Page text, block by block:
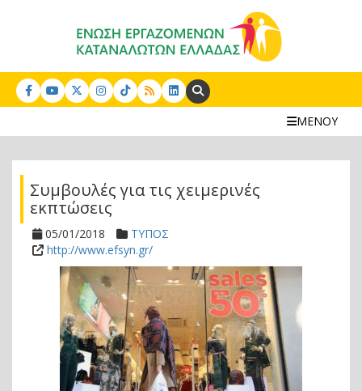
Search:
ΜΕΝΟΥ
Συμβουλές για τις χειμερινές
εκπτώσεις
05/01/2018
ΤΥΠΟΣ
http://www.efsyn.gr/